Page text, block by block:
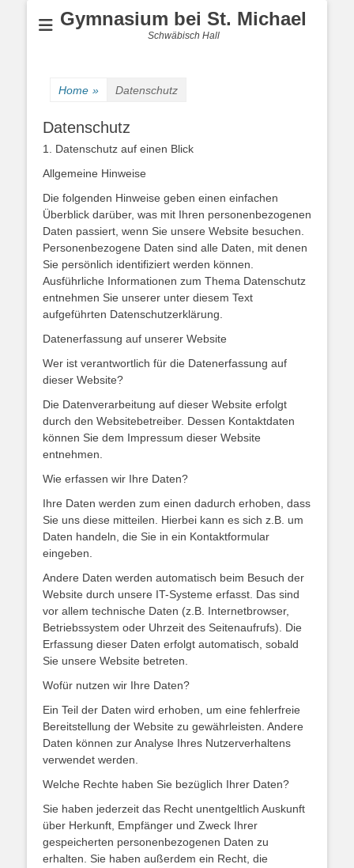
Gymnasium bei St. Michael
Schwäbisch Hall
Home » Datenschutz
Datenschutz
1. Datenschutz auf einen Blick
Allgemeine Hinweise
Die folgenden Hinweise geben einen einfachen
Überblick darüber, was mit Ihren personenbezogenen
Daten passiert, wenn Sie unsere Website besuchen.
Personenbezogene Daten sind alle Daten, mit denen
Sie persönlich identifiziert werden können.
Ausführliche Informationen zum Thema Datenschutz
entnehmen Sie unserer unter diesem Text
aufgeführten Datenschutzerklärung.
Datenerfassung auf unserer Website
Wer ist verantwortlich für die Datenerfassung auf
dieser Website?
Die Datenverarbeitung auf dieser Website erfolgt
durch den Websitebetreiber. Dessen Kontaktdaten
können Sie dem Impressum dieser Website
entnehmen.
Wie erfassen wir Ihre Daten?
Ihre Daten werden zum einen dadurch erhoben, dass
Sie uns diese mitteilen. Hierbei kann es sich z.B. um
Daten handeln, die Sie in ein Kontaktformular
eingeben.
Andere Daten werden automatisch beim Besuch der
Website durch unsere IT-Systeme erfasst. Das sind
vor allem technische Daten (z.B. Internetbrowser,
Betriebssystem oder Uhrzeit des Seitenaufrufs). Die
Erfassung dieser Daten erfolgt automatisch, sobald
Sie unsere Website betreten.
Wofür nutzen wir Ihre Daten?
Ein Teil der Daten wird erhoben, um eine fehlerfreie
Bereitstellung der Website zu gewährleisten. Andere
Daten können zur Analyse Ihres Nutzerverhaltens
verwendet werden.
Welche Rechte haben Sie bezüglich Ihrer Daten?
Sie haben jederzeit das Recht unentgeltlich Auskunft
über Herkunft, Empfänger und Zweck Ihrer
gespeicherten personenbezogenen Daten zu
erhalten. Sie haben außerdem ein Recht, die